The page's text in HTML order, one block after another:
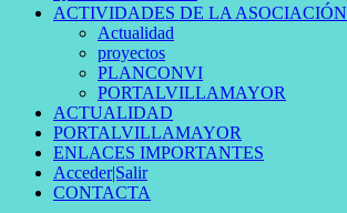
ACTIVIDADES DE LA ASOCIACIÓN
Actualidad
proyectos
PLANCONVI
PORTALVILLAMAYOR
ACTUALIDAD
PORTALVILLAMAYOR
ENLACES IMPORTANTES
Acceder|Salir
CONTACTA